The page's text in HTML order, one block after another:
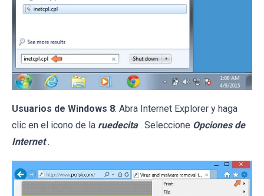
Usuarios de Windows 8: Abra Internet Explorer y haga
clic en el icono de la ruedecita . Seleccione Opciones de
Internet .